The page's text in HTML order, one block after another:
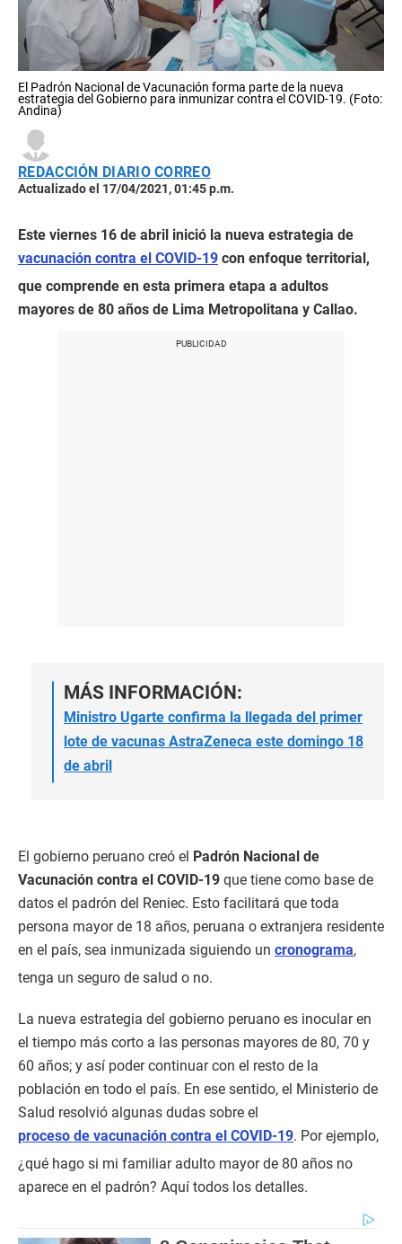
El Padrón Nacional de Vacunación forma parte de la nueva
estrategia del Gobierno para inmunizar contra el COVID-19. (Foto:
Andina)
REDACCIÓN DIARIO CORREO
Actualizado el 17/04/2021, 01:45 p.m.
Este viernes 16 de abril inició la nueva estrategia de
vacunación contra el COVID-19 con enfoque territorial,
que comprende en esta primera etapa a adultos
mayores de 80 años de Lima Metropolitana y Callao.
MÁS INFORMACIÓN:
Ministro Ugarte confirma la llegada del primer
lote de vacunas AstraZeneca este domingo 18
de abril
El gobierno peruano creó el Padrón Nacional de
Vacunación contra el COVID-19 que tiene como base de
datos el padrón del Reniec. Esto facilitará que toda
persona mayor de 18 años, peruana o extranjera residente
en el país, sea inmunizada siguiendo un cronograma,
tenga un seguro de salud o no.
La nueva estrategia del gobierno peruano es inocular en
el tiempo más corto a las personas mayores de 80, 70 y
60 años; y así poder continuar con el resto de la
población en todo el país. En ese sentido, el Ministerio de
Salud resolvió algunas dudas sobre el
proceso de vacunación contra el COVID-19. Por ejemplo,
¿qué hago si mi familiar adulto mayor de 80 años no
aparece en el padrón? Aquí todos los detalles.